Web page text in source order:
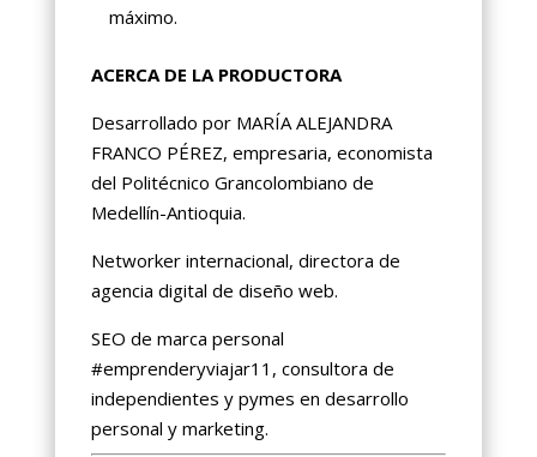
máximo.
ACERCA DE LA PRODUCTORA
Desarrollado por MARÍA ALEJANDRA
FRANCO PÉREZ, empresaria, economista
del Politécnico Grancolombiano de
Medellín-Antioquia.
Networker internacional, directora de
agencia digital de diseño web.
SEO de marca personal
#emprenderyviajar11, consultora de
independientes y pymes en desarrollo
personal y marketing.